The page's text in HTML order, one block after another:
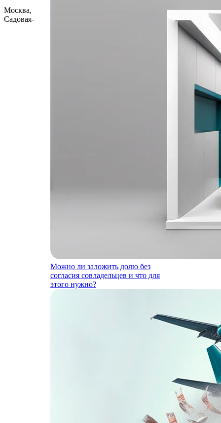
Можно ли заложить долю без
согласия совладельцев и что для
этого нужно?
Москва,
Садовая-